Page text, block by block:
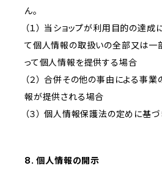
ん。
（１） 当ショップが利用目的の達
て個人情報の取扱いの全部又は一
って個人情報を提供する場合
（２） 合併その他の事由による事
報が提供される場合
（３） 個人情報保護法の定めに基
8. 個人情報の開示